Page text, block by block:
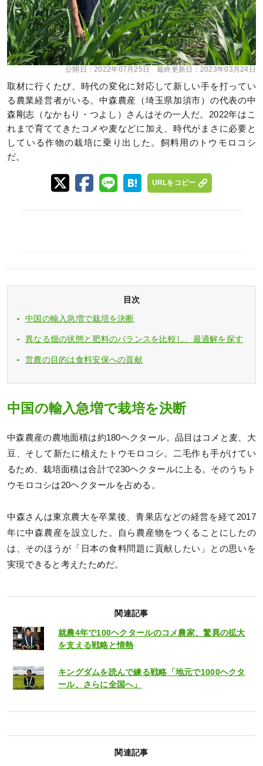
公開日：2022年07月25日 最終更新日： 2023年03月24日
取材に行くたび、時代の変化に対応して新しい手を打ってい
る農業経営者がいる。中森農産（埼玉県加須市）の代表の中
森剛志（なかもり・つよし）さんはその一人だ。2022年はこ
れまで育ててきたコメや麦などに加え、時代がまさに必要と
している作物の栽培に乗り出した。飼料用のトウモロコシ
だ。
URLをコピー
目次
中国の輸入急増で栽培を決断
異なる畑の状態と肥料のバランスを比較し、最適解を探す
営農の目的は食料安保への貢献
中国の輸入急増で栽培を決断
中森農産の農地面積は約180ヘクタール。品目はコメと麦、大
豆、そして新たに植えたトウモロコシ。二毛作も手がけてい
るため、栽培面積は合計で230ヘクタールに上る。そのうちト
ウモロコシは20ヘクタールを占める。
中森さんは東京農大を卒業後、青果店などの経営を経て2017
年に中森農産を設立した。自ら農産物をつくることにしたの
は、そのほうが「日本の食料問題に貢献したい」との思いを
実現できると考えたためだ。
関連記事
就農4年で100ヘクタールのコメ農家、驚異の拡大
を支える戦略と情熱
キングダムを読んで練る戦略「地元で1000ヘクタ
ール、さらに全国へ」
関連記事